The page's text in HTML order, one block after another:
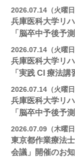
2026.07.14（火曜日
兵庫医科大学リ
「脳卒中予後予
2026.07.14（火曜日
兵庫医科大学リ
「実践 CI 療法
2026.07.14（火曜日
兵庫医科大学リ
「脳卒中予後予
2026.07.09（木曜日
東京都作業療法
会議」開催のお